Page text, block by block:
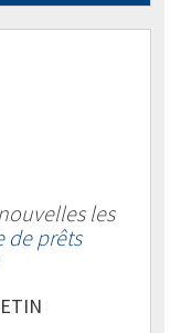
les
de prêts